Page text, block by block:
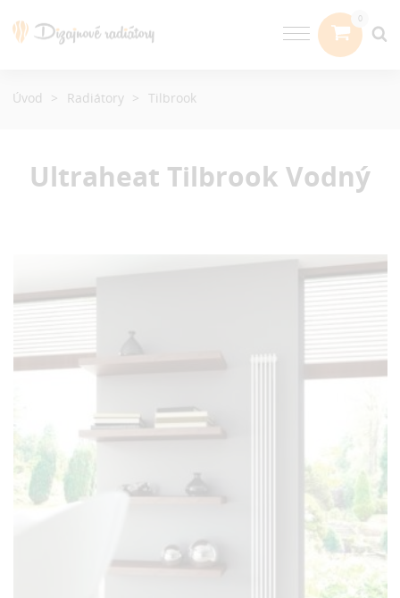
Ultraheat Tilbrook Vodný
Úvod Radiátory Tilbrook